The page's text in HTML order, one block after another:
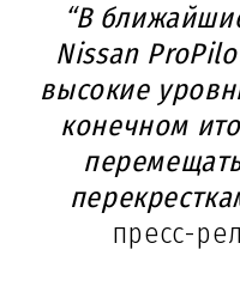
“В
Nissan
высокие
конечном
пресс-